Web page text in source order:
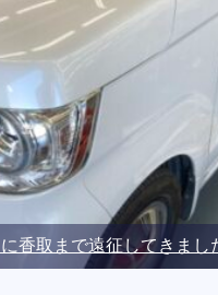
香取まで遠征してきまし